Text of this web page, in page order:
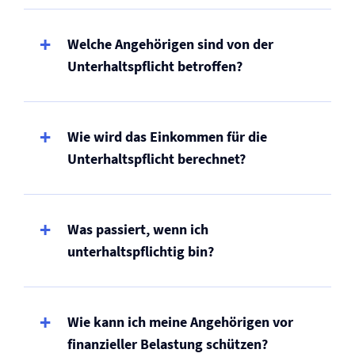
Welche Angehörigen sind von der
Unterhaltspflicht betroffen?
Wie wird das Einkommen für die
Unterhaltspflicht berechnet?
Was passiert, wenn ich
unterhaltspflichtig bin?
Wie kann ich meine Angehörigen vor
finanzieller Belastung schützen?